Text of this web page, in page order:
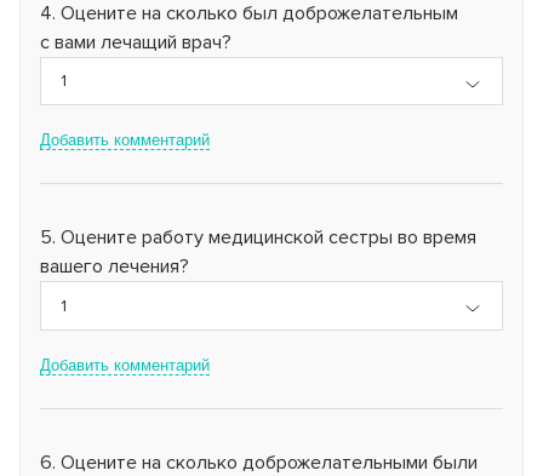
Оцените на сколько был доброжелательным
с вами лечащий врач?
1
Добавить комментарий
Оцените работу медицинской сестры во время
вашего лечения?
1
Добавить комментарий
Оцените на сколько доброжелательными были